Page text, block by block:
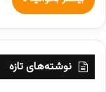
نوشته‌های تازه